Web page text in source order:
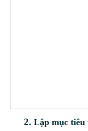
Lập mục tiêu